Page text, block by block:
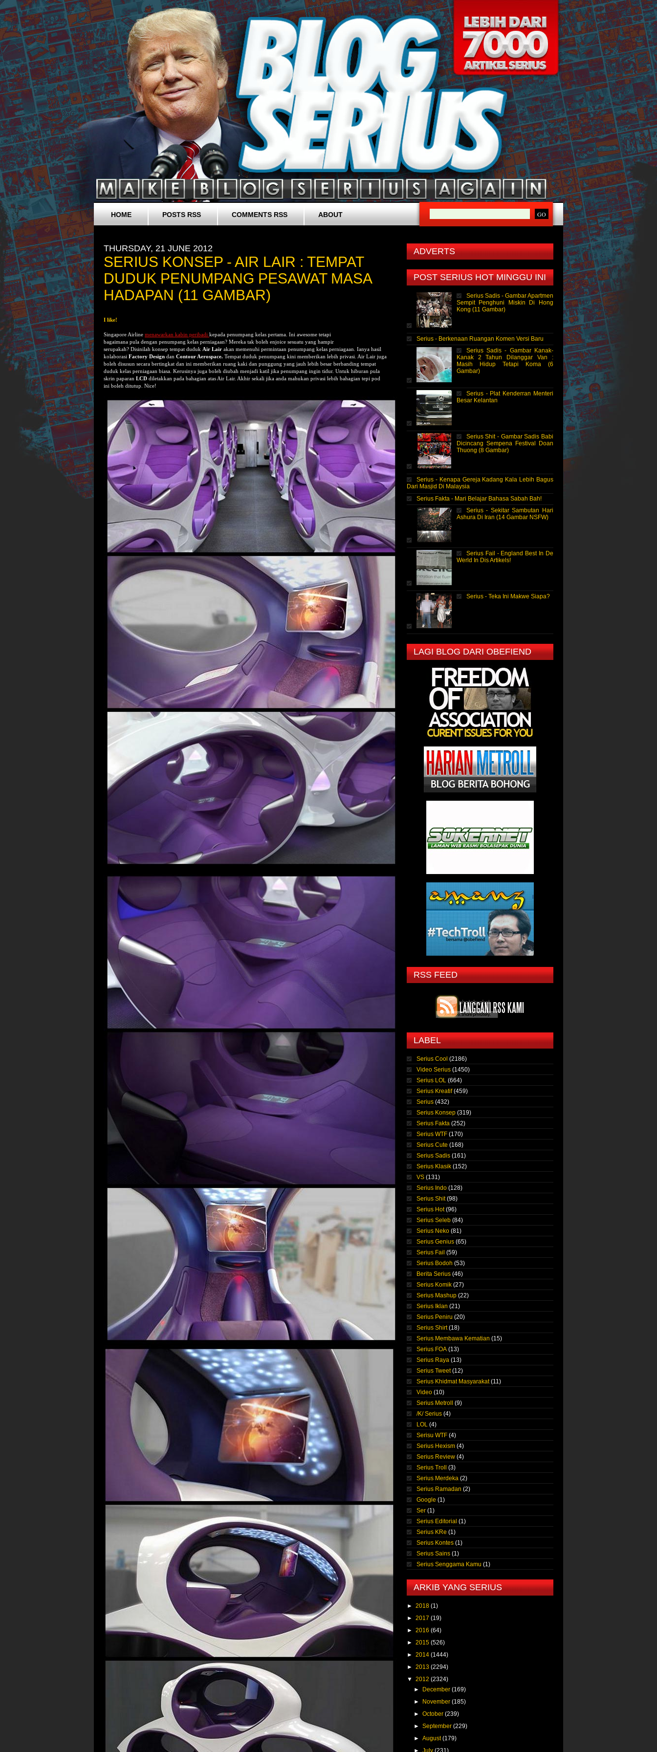
HOME POSTS RSS COMMENTS RSS ABOUT
THURSDAY, 21 JUNE 2012
SERIUS KONSEP - AIR LAIR : TEMPAT
DUDUK PENUMPANG PESAWAT MASA
HADAPAN (11 GAMBAR)
I like!
Singapore Airline menawarkan kabin peribadi kepada penumpang kelas pertama. Ini awesome tetapi
bagaimana pula dengan penumpang kelas perniagaan? Mereka tak boleh enjoice sesuatu yang hampir
serupakah? Disinilah konsep tempat duduk Air Lair akan memenuhi permintaan penumpang kelas perniagaan. Ianya hasil
kolaborasi Factory Design dan Contour Aerospace. Tempat duduk penumpang kini memberikan lebih privasi. Air Lair juga
boleh disusun secara bertingkat dan ini memberikan ruang kaki dan punggung yang jauh lebih besar berbanding tempat
duduk kelas perniagaan biasa. Kerusinya juga boleh diubah menjadi katil jika penumpang ingin tidur. Untuk hiburan pula
skrin paparan LCD diletakkan pada bahagian atas Air Lair. Akhir sekali jika anda mahukan privasi lebih bahagian tepi pod
ini boleh ditutup. Nice!
ADVERTS
POST SERIUS HOT MINGGU INI
Serius Sadis - Gambar Apartmen
Sempit Penghuni Miskin Di Hong
Kong (11 Gambar)
Serius - Berkenaan Ruangan Komen Versi Baru
Serius Sadis - Gambar Kanak-
Kanak 2 Tahun Dilanggar Van :
Masih Hidup Tetapi Koma (6
Gambar)
Serius - Plat Kenderran Menteri
Besar Kelantan
Serius Shit - Gambar Sadis Babi
Dicincang Sempena Festival Doan
Thuong (8 Gambar)
Serius - Kenapa Gereja Kadang Kala Lebih Bagus
Dari Masjid Di Malaysia
Serius Fakta - Mari Belajar Bahasa Sabah Bah!
Serius - Sekitar Sambutan Hari
Ashura Di Iran (14 Gambar NSFW)
Serius Fail - England Best In De
Werld In Dis Artikels!
Serius - Teka Ini Makwe Siapa?
LAGI BLOG DARI OBEFIEND
RSS FEED
LABEL
Serius Cool (2186)
Video Serius (1450)
Serius LOL (664)
Serius Kreatif (459)
Serius (432)
Serius Konsep (319)
Serius Fakta (252)
Serius WTF (170)
Serius Cute (168)
Serius Sadis (161)
Serius Klasik (152)
VS (131)
Serius Indo (128)
Serius Shit (98)
Serius Hot (96)
Serius Seleb (84)
Serius Neko (81)
Serius Genius (65)
Serius Fail (59)
Serius Bodoh (53)
Berita Serius (46)
Serius Komik (27)
Serius Mashup (22)
Serius Iklan (21)
Serius Peniru (20)
Serius Shirt (18)
Serius Membawa Kematian (15)
Serius FOA (13)
Serius Raya (13)
Serius Tweet (12)
Serius Khidmat Masyarakat (11)
Video (10)
Serius Metroll
(9)
/K/ Serius (4)
LOL (4)
Serisu WTF (4)
Serius Hexism (4)
Serius Review (4)
Serius Troll
(3)
Serius Merdeka (2)
Serius Ramadan (2)
Google (1)
Ser (1)
Serius Editorial (1)
Serius KRe (1)
Serius Kontes (1)
Serius Sains (1)
Serius Senggama Kamu (1)
ARKIB YANG SERIUS
► 2018 (1)
► 2017 (19)
► 2016 (64)
► 2015 (526)
► 2014 (1444)
► 2013 (2294)
▼ 2012 (2324)
►
December(169)
►
November(185)
►October(239)
►September(229)
►August(179)
►July(231)